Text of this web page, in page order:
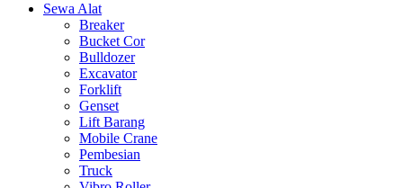
Sewa Alat
Breaker
Bucket Cor
Bulldozer
Excavator
Forklift
Genset
Lift Barang
Mobile Crane
Pembesian
Truck